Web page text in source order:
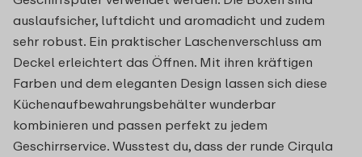
auslaufsicher, luftdicht und aromadicht und zudem
sehr robust. Ein praktischer Laschenverschluss am
Deckel erleichtert das Öffnen. Mit ihren kräftigen
Farben und dem eleganten Design lassen sich diese
Küchenaufbewahrungsbehälter wunderbar
kombinieren und passen perfekt zu jedem
Geschirrservice. Wusstest du, dass der runde Cirqula